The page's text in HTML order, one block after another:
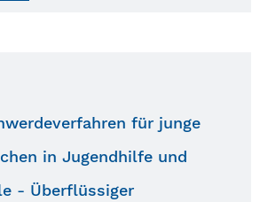
für junge
in Jugendhilfe und
- Überflüssiger